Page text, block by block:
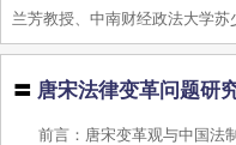
兰芳教授、中南财经政法大学苏
〓 唐宋法律变革问题研
前言：唐宋变革观与中国法